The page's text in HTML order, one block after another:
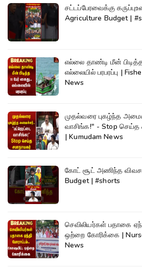
சட்டப்பேரவைக்கு
Agriculture Budget |
எல்லை தாண்டி மீன்
எல்லையில் பரபரப்பு |
News
முதல்வரை புகழ்ந்த
வாசிங்க!" - Stop செய்த
| Kumudam News
கோட் சூட் அணிந்த
Budget | #shorts
செவிலியர்கள் பதாகை
ஒற்றை கோரிக்கை |
News